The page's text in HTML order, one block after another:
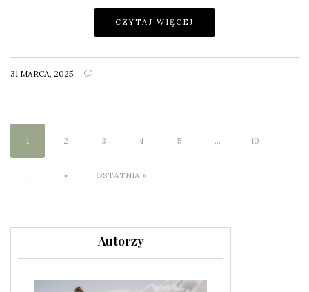
CZYTAJ WIĘCEJ
31 MARCA, 2025
1 2 3 4 5 ... 10
... » OSTATNIA »
Autorzy